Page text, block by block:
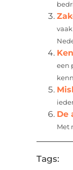
een
De
Met
Tags: